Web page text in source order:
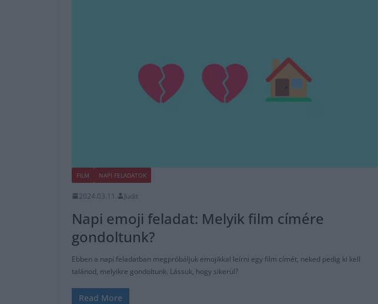
FILM NAPI FELADATOK
2024.03.11. Judit
Napi emoji feladat: Melyik film címére
gondoltunk?
Ebben a napi feladatban megpróbáljuk emojikkal leírni egy film címét, neked pedig ki kell
talánod, melyikre gondoltunk. Lássuk, hogy sikerül?
Read More